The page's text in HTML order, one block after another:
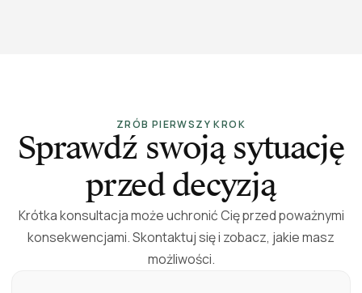
ZRÓB PIERWSZY KROK
Sprawdź swoją sytuację
przed decyzją
Krótka konsultacja może uchronić Cię przed poważnymi
konsekwencjami. Skontaktuj się i zobacz, jakie masz
możliwości.